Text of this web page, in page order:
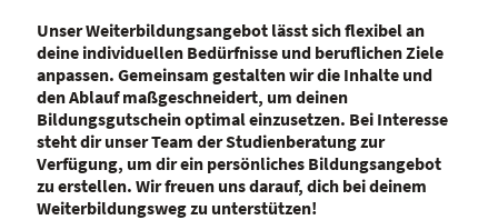
Unser Weiterbildungsangebot lässt sich flexibel an
deine individuellen Bedürfnisse und beruflichen Ziele
anpassen. Gemeinsam gestalten wir die Inhalte und
den Ablauf maßgeschneidert, um deinen
Bildungsgutschein optimal einzusetzen. Bei Interesse
steht dir unser Team der Studienberatung zur
Verfügung, um dir ein persönliches Bildungsangebot
zu erstellen. Wir freuen uns darauf, dich bei deinem
Weiterbildungsweg zu unterstützen!